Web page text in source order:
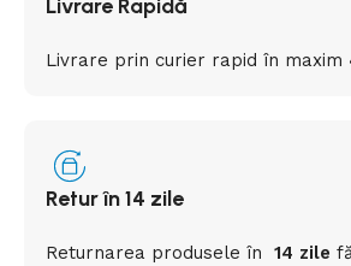
Livrare Rapidă
Livrare prin curier rapidîn maxim
Retur în 14 zile
Returnarea produseleîn 14 zile